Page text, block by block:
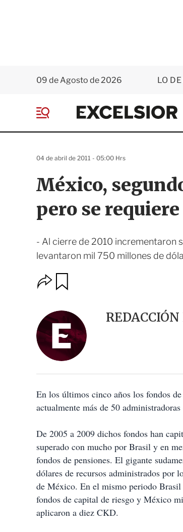
09 de Agosto de 2026 LO DE
E
x
e
r
e
México,
pero se
- Al cierre de 2010 incrementaron
levantaron mil 750 millones de
04 de abril de 2011 - 05:00 Hrs
O
p
o
n
e
c
m
p
a
t
r
d
a
r
En los últimos cinco años los fondos
actualmente más de 50
De 2005 a 2009 dichos fondos han
superado con mucho por Brasil y en
fondos de pensiones. El gigante
dólares de recursos administrados por
de México. En el mismo periodo
fondos de capital de riesgo y México
aplicaron a diez CKD.